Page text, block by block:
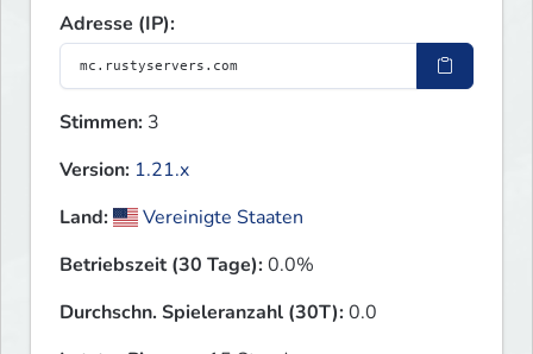
Adresse (IP):
Stimmen: 3
Version: 1.21.x
Land:
Vereinigte Staaten
Betriebszeit (30 Tage):0.0%
Durchschn. Spieleranzahl (30T):0.0